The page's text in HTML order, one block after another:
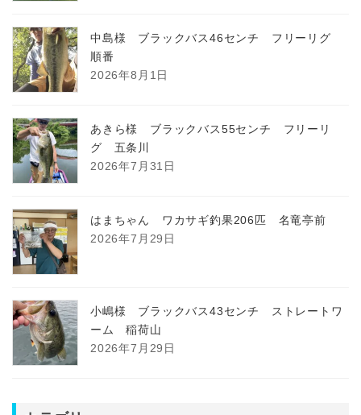
中島様 ブラックバス46センチ フリーリグ
順番
2026年8月1日
あきら様 ブラックバス55センチ フリーリ
グ 五条川
2026年7月31日
はまちゃん ワカサギ釣果206匹 名竜亭前
2026年7月29日
小嶋様 ブラックバス43センチ ストレートワ
ーム 稲荷山
2026年7月29日